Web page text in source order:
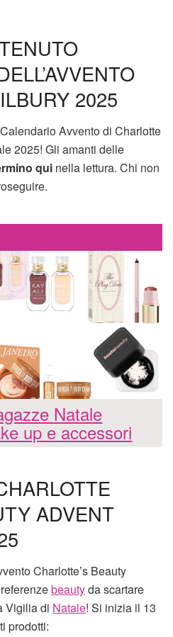
2025
Avvento di Charlotte
2025! Gli amanti delle
qui nella lettura. Chi non
Natale
up e accessori
ADVENT
Charlotte’s Beauty
beautyda scartare
Vigilia di Natale! Si inizia il 13
prodotti: